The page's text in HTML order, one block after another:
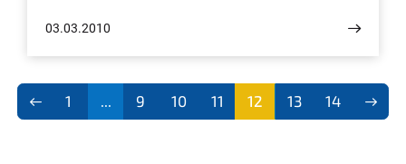
Augenarzt und ein Medizinstudent für zwei Wochen
nach Indien, um sich vor Ort von dem Erfolg ihres
03.03.2010
1 ... 9 10 11
12
13 14